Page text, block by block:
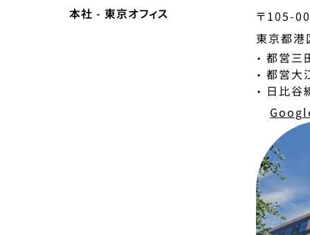
本社 - 東京オフィス
〒105-
東京都
都営三
都営大
日比谷